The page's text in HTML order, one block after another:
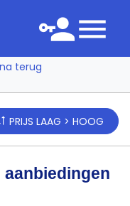
terug
PRIJS LAAG > HOOG
aanbiedingen